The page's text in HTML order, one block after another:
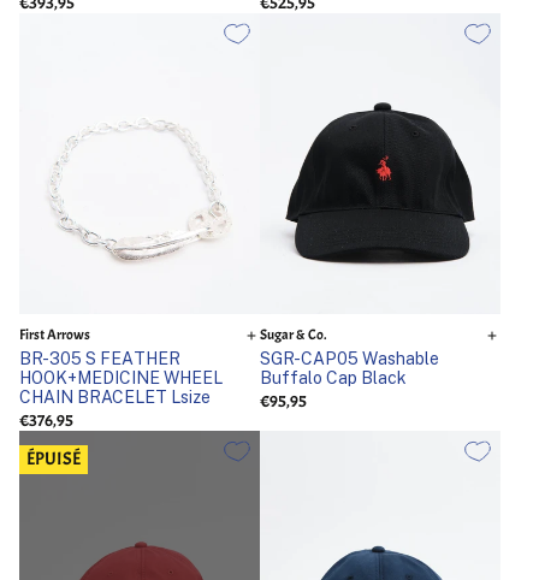
First Arrows
BR-305 S FEATHER
HOOK+MEDICINE WHEEL
CHAIN BRACELET Lsize
€376,95
Sugar & Co.
SGR-CAP05 Washable
Buffalo Cap Black
€95,95
ÉPUISÉ